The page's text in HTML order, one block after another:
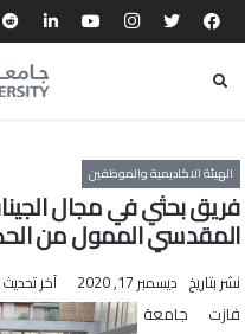
الهيئة الاكاديمية والموظفين
فريق بحثي في مجال
المقدسي الممول من
نشر بتاريخ ديسمبر 17, 2020 آخر تحديث
فازت جامعة